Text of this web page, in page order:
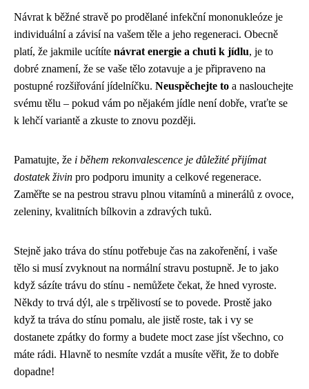
Návrat k běžné stravě po prodělané infekční mononukleóze je
individuální a závisí na vašem těle a jeho regeneraci. Obecně
platí, že jakmile ucítíte návrat energie a chuti k jídlu, je to
dobré znamení, že se vaše tělo zotavuje a je připraveno na
postupné rozšiřování jídelníčku. Neuspěchejte to a naslouchejte
svému tělu – pokud vám po nějakém jídle není dobře, vraťte se
k lehčí variantě a zkuste to znovu později.
Pamatujte, že i během rekonvalescence je důležité přijímat
dostatek živin pro podporu imunity a celkové regenerace.
Zaměřte se na pestrou stravu plnou vitamínů a minerálů z ovoce,
zeleniny, kvalitních bílkovin a zdravých tuků.
Stejně jako tráva do stínu potřebuje čas na zakořenění, i vaše
tělo si musí zvyknout na normální stravu postupně. Je to jako
když sázíte trávu do stínu - nemůžete čekat, že hned vyroste.
Někdy to trvá dýl, ale s trpělivostí se to povede. Prostě jako
když ta tráva do stínu pomalu, ale jistě roste, tak i vy se
dostanete zpátky do formy a budete moct zase jíst všechno, co
máte rádi. Hlavně to nesmíte vzdát a musíte věřit, že to dobře
dopadne!